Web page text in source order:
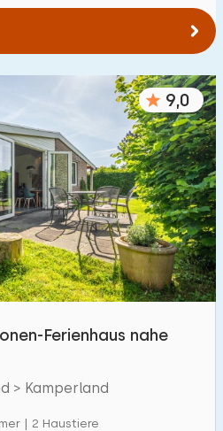
9,0
Ferienhaus nahe
> Kamperland
| 2 Haustiere